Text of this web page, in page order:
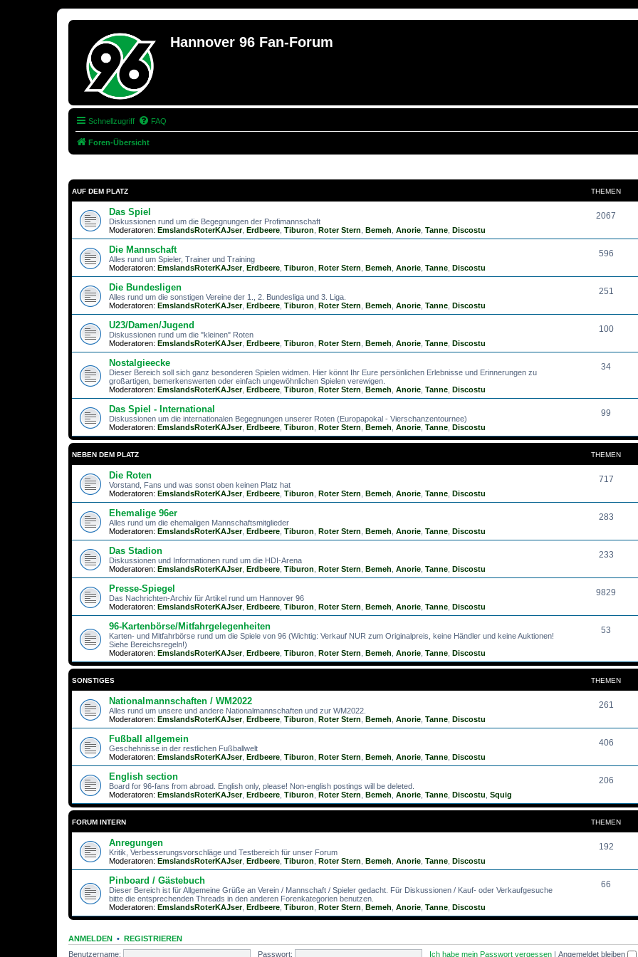
Hannover 96 Fan-Forum
Schnellzugriff FAQ
Foren-Übersicht
AUF DEM PLATZ THEMEN
Das Spiel
Diskussionen rund um die Begegnungen der Profimannschaft
Moderatoren: EmslandsRoterKAJser, Erdbeere Tiburon Roter Stern Bemeh Anorie Tanne Discostu
2067
Die Mannschaft
Alles rund um Spieler, Trainer und Training
Moderatoren: EmslandsRoterKAJser, Erdbeere Tiburon Roter Stern Bemeh Anorie Tanne Discostu
596
Die Bundesligen
Alles rund um die sonstigen Vereine der 1., 2. Bundesliga und 3. Liga.
Moderatoren: EmslandsRoterKAJser, Erdbeere Tiburon Roter Stern Bemeh Anorie Tanne Discostu
251
U23/Damen/Jugend
Diskussionen rund um die "kleinen" Roten
Moderatoren: EmslandsRoterKAJser, Erdbeere Tiburon Roter Stern Bemeh Anorie Tanne Discostu
100
Nostalgieecke
Dieser Bereich soll sich ganz besonderen Spielen widmen. Hier könnt Ihr Eure persönlichen Erlebnisse und Erinnerungen zu
großartigen, bemerkenswerten oder einfach ungewöhnlichen Spielen verewigen.
Moderatoren: EmslandsRoterKAJser, Erdbeere Tiburon Roter Stern Bemeh Anorie Tanne Discostu
34
Das Spiel - International
Diskussionen um die internationalen Begegnungen unserer Roten (Europapokal - Vierschanzentournee)
Moderatoren: EmslandsRoterKAJser, Erdbeere Tiburon Roter Stern Bemeh Anorie Tanne Discostu
99
NEBEN DEM PLATZ THEMEN
Die Roten
Vorstand, Fans und was sonst oben keinen Platz hat
Moderatoren: EmslandsRoterKAJser, Erdbeere Tiburon Roter Stern Bemeh Anorie Tanne Discostu
717
Ehemalige 96er
Alles rund um die ehemaligen Mannschaftsmitglieder
Moderatoren: EmslandsRoterKAJser, Erdbeere Tiburon Roter Stern Bemeh Anorie Tanne Discostu
283
Das Stadion
Diskussionen und Informationen rund um die HDI-Arena
Moderatoren: EmslandsRoterKAJser, Erdbeere Tiburon Roter Stern Bemeh Anorie Tanne Discostu
233
Presse-Spiegel
Das Nachrichten-Archiv für Artikel rund um Hannover 96
Moderatoren: EmslandsRoterKAJser, Erdbeere Tiburon Roter Stern Bemeh Anorie Tanne Discostu
9829
96-Kartenbörse/Mitfahrgelegenheiten
Karten- und Mitfahrbörse rund um die Spiele von 96 (Wichtig: Verkauf NUR zum Originalpreis, keine Händler und keine Auktionen!
Siehe Bereichsregeln!)
Moderatoren: EmslandsRoterKAJser, Erdbeere Tiburon Roter Stern Bemeh Anorie Tanne Discostu
53
SONSTIGES THEMEN
Nationalmannschaften / WM2022
Alles rund um unsere und andere Nationalmannschaften und zur WM2022.
Moderatoren: EmslandsRoterKAJser, Erdbeere Tiburon Roter Stern Bemeh Anorie Tanne Discostu
261
Fußball allgemein
Geschehnisse in der restlichen Fußballwelt
Moderatoren: EmslandsRoterKAJser, Erdbeere Tiburon Roter Stern Bemeh Anorie Tanne Discostu
406
English section
Board for 96-fans from abroad. English only, please! Non-english postings will be deleted.
Moderatoren: EmslandsRoterKAJser, Erdbeere Tiburon Roter Stern Bemeh Anorie Tanne Discostu Squig
206
FORUM INTERN THEMEN
Anregungen
Kritik, Verbesserungsvorschläge und Testbereich für unser Forum
Moderatoren: EmslandsRoterKAJser, Erdbeere Tiburon Roter Stern Bemeh Anorie Tanne Discostu
192
Pinboard / Gästebuch
Dieser Bereich ist für Allgemeine Grüße an Verein / Mannschaft / Spieler gedacht. Für Diskussionen / Kauf- oder Verkaufgesuche
bitte die entsprechenden Threads in den anderen Forenkategorien benutzen.
Moderatoren: EmslandsRoterKAJser, Erdbeere Tiburon Roter Stern Bemeh Anorie Tanne Discostu
66
ANMELDEN • REGISTRIEREN
Benutzername:
Passwort: Ich habe mein Passwort vergessen Angemeldet bleiben